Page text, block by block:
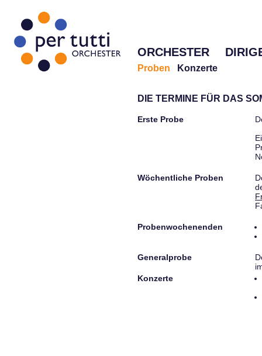
ORCHESTER
Proben Konzerte
DIE TERMINE FÜR DAS
Erste Probe
Wöchentliche Proben
Probenwochenenden
Generalprobe
Konzerte